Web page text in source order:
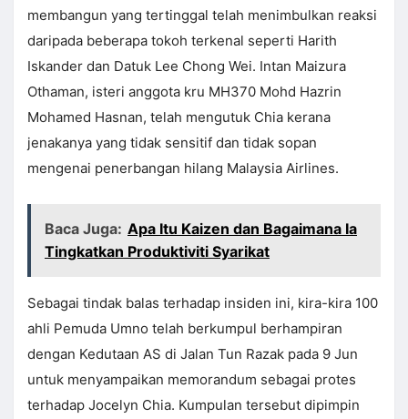
membangun yang tertinggal telah menimbulkan reaksi
daripada beberapa tokoh terkenal seperti Harith
Iskander dan Datuk Lee Chong Wei. Intan Maizura
Othaman, isteri anggota kru MH370 Mohd Hazrin
Mohamed Hasnan, telah mengutuk Chia kerana
jenakanya yang tidak sensitif dan tidak sopan
mengenai penerbangan hilang Malaysia Airlines.
Baca Juga: Apa Itu Kaizen dan Bagaimana Ia
Tingkatkan Produktiviti Syarikat
Sebagai tindak balas terhadap insiden ini, kira-kira 100
ahli Pemuda Umno telah berkumpul berhampiran
dengan Kedutaan AS di Jalan Tun Razak pada 9 Jun
untuk menyampaikan memorandum sebagai protes
terhadap Jocelyn Chia. Kumpulan tersebut dipimpin